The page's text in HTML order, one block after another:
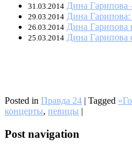
31.03.2014 Дина Гарипова
29.03.2014 Дина Гарипова:
26.03.2014 Дина Гарипова
25.03.2014 Дина Гарипова
Posted in Правда 24 | Tagged
концерты, певицы |
Post navigation